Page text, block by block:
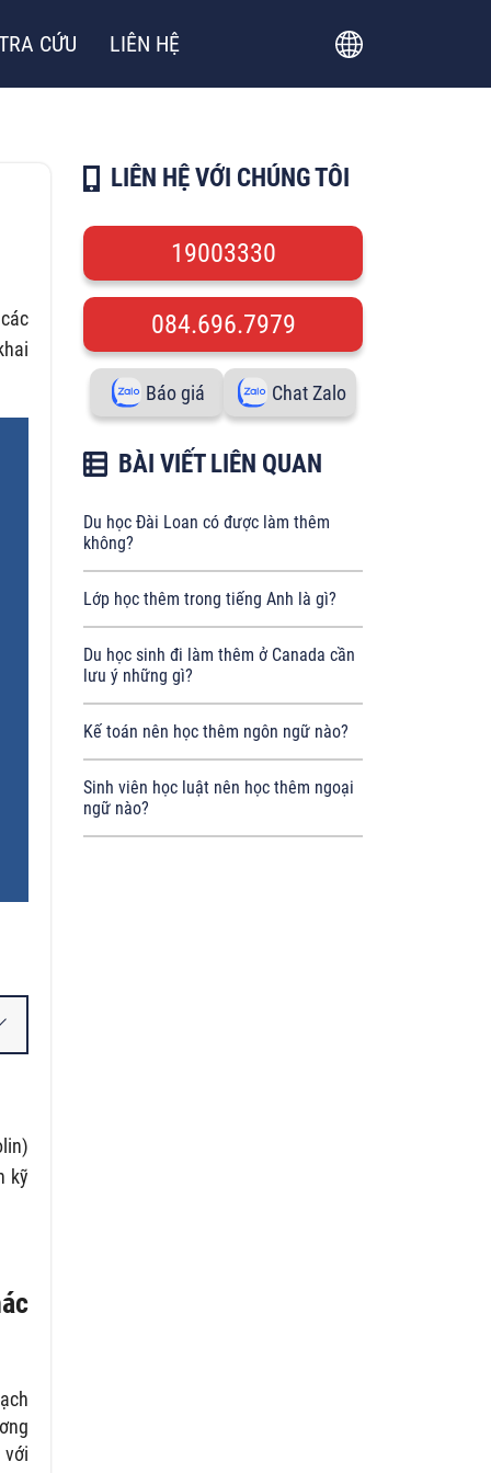
CỨU LIÊN HỆ
kỹ
với
LIÊN HỆ VỚI CHÚNG TÔI
19003330
084.696.7979
Báo giá Chat Zalo
BÀI VIẾT LIÊN QUAN
Du học Đài Loan có được làm thêm
không?
Lớp học thêm trong tiếng Anh là gì?
Du học sinh đi làm thêm ở Canada cần
lưu ý những gì?
Kế toán nên học thêm ngôn ngữ nào?
Sinh viên học luật nên học thêm ngoại
ngữ nào?